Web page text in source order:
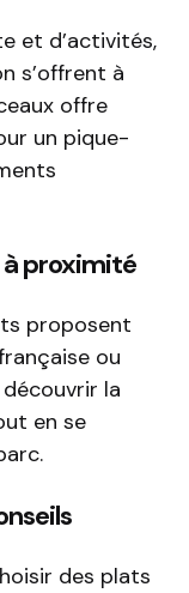
et d’activités,
s’offrent à
offre
un pique-
proximité
proposent
ou
la
en se
des plats